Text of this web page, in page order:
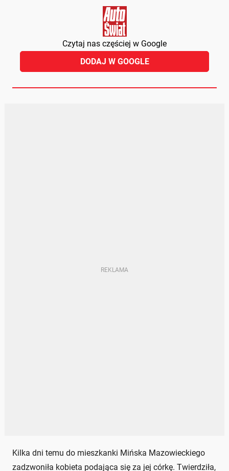
Czytaj nas częściej w Google
DODAJ W GOOGLE
Kilka dni temu do mieszkanki Mińska Mazowieckiego
zadzwoniła kobieta podająca się za jej córkę. Twierdziła,